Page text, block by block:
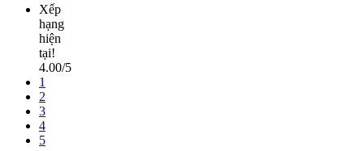
Xếp
hạng
hiện
tại!
4.00/5
1
2
3
4
5